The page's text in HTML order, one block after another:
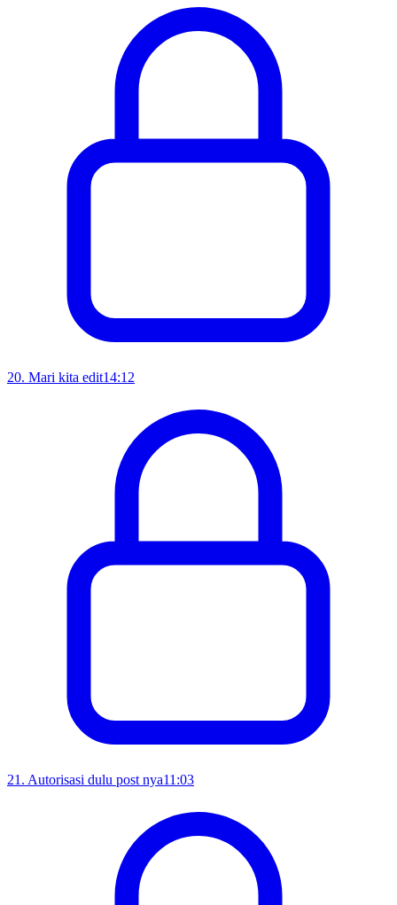
20. Mari kita edit14:12
21 . Autorisasi dulu post nya11:03